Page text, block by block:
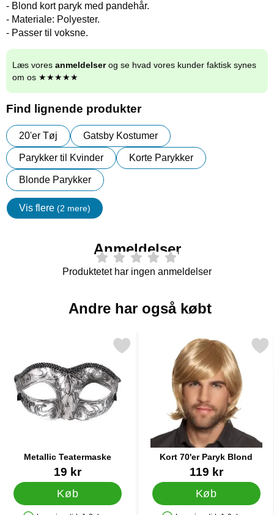
- Blond kort paryk med pandehår.
- Materiale: Polyester.
- Passer til voksne.
Læs vores anmeldelserog se hvad vores kunder faktisk synes
om os ★★★★★
Find lignende produkter
20'er Tøj Gatsby Kostumer
Parykker til Kvinder Korte Parykker
Blonde Parykker
Vis flere (2 mere)
Egenskaper
Anmeldelser
Produktetet har ingen anmeldelser
Andre har også købt
Metallic Teatermaske
Varenr 2433319 kr
Køb
Markér metallic Teatermaske som favorit
Kort 70'er Paryk Blond
Varenr 38313119 kr
Køb
Markér kort 70'er